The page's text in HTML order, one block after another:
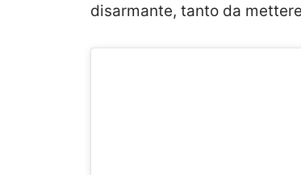
disarmante, tanto da